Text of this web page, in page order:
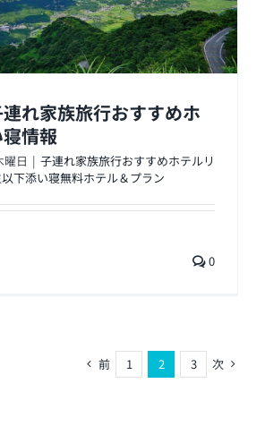
連れ家族旅行おすすめホ
情報
曜日 | 子連れ家族旅行おすすめホテルリ
下添い寝無料ホテル＆プラン
0
前 1 2 3 次